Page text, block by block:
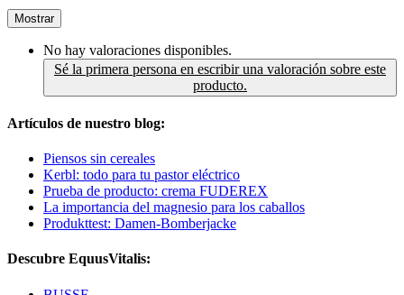
Mostrar
No hay valoraciones disponibles.
Sé la primera persona en escribir una valoración sobre este
producto.
Artículos de nuestro blog:
Piensos sin cereales
Kerbl: todo para tu pastor eléctrico
Prueba de producto: crema FUDEREX
La importancia del magnesio para los caballos
Produkttest: Damen-Bomberjacke
Descubre EquusVitalis: